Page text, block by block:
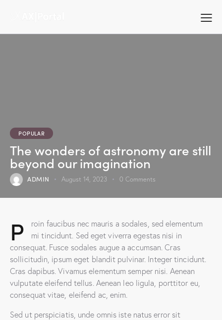
POPULAR
The wonders of astronomy are still
beyond our imagination
ADMIN August 14, 2023 0 Comments
P
roin faucibus nec mauris a sodales, sed elementum
mi tincidunt. Sed eget viverra egestas nisi in
consequat. Fusce sodales augue a accumsan. Cras
sollicitudin, ipsum eget blandit pulvinar. Integer tincidunt.
Cras dapibus. Vivamus elementum semper nisi. Aenean
vulputate eleifend tellus. Aenean leo ligula, porttitor eu,
consequat vitae, eleifend ac, enim.
Sed ut perspiciatis, unde omnis iste natus error sit